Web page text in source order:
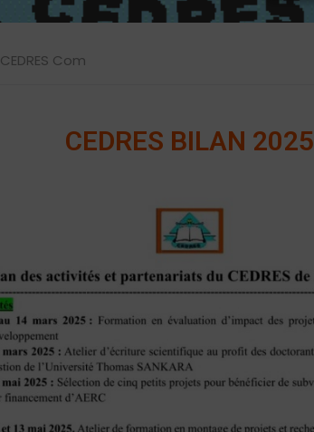
CEDRES Com
CEDRES BILAN 2025